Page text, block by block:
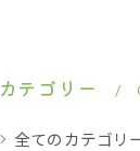
カテゴリー
全てのカテゴリ